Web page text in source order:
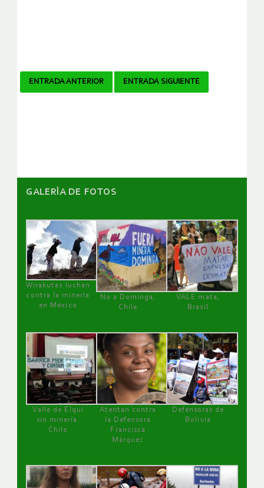
Navegador
ENTRADA ANTERIOR ENTRADA SIGUIENTE
GALERÌA DE FOTOS
Wirakutas luchan
contra la minería
en México
No a Dominga,
Chile
VALE mata,
Brasil
Valle de Elqui
sin minería.
Chile
Atentan contra
la Defensora
Francisca
Márquez
Defensoras de
Bolivia